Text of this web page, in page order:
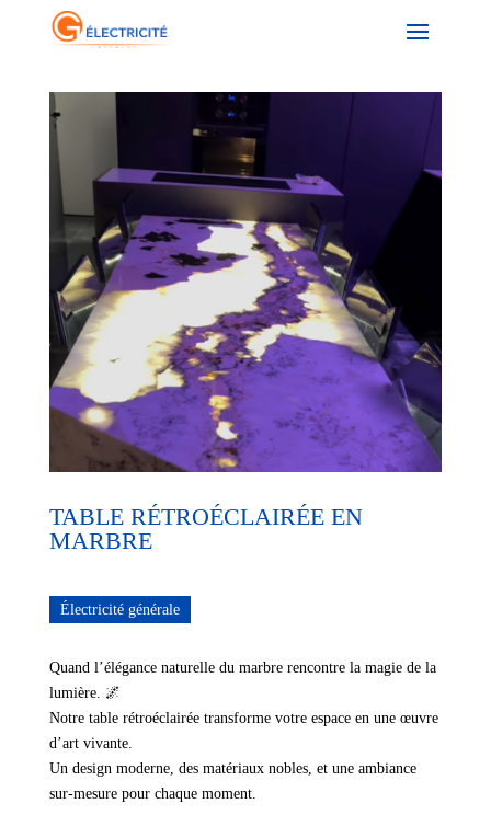
TABLE RÉTROÉCLAIRÉE EN
MARBRE
Électricité générale
Quand l’élégance naturelle du marbre rencontre la magie de la
lumière. 🌌
Notre table rétroéclairée transforme votre espace en une œuvre
d’art vivante.
Un design moderne, des matériaux nobles, et une ambiance
sur-mesure pour chaque moment.